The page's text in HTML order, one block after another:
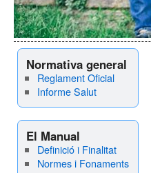
Normativa general
Reglament Oficial
Informe Salut
El Manual
Definició i Finalitat
Normes i Fonaments